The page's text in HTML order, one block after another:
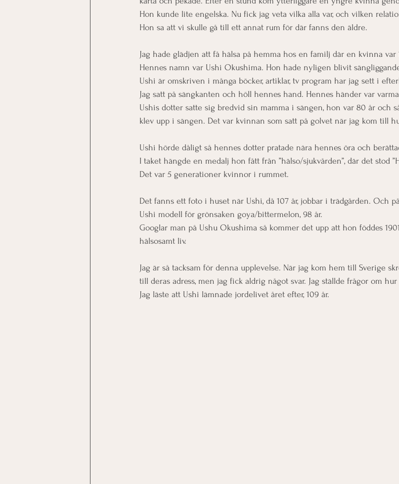
Hon kunde lite engelska. Nu fick jag veta vilka alla var, och vilken
Hon sa att vi skulle gå till ett annat rum för där fanns den äldre.
Jag hade glädjen att få hälsa på hemma hos en familj där en kvinna var
Hennes namn var Ushi Okushima. Hon hade nyligen blivit
Ushi är omskriven i många böcker, artiklar, tv program har jag sett i
Jag satt på sängkanten och höll hennes hand. Hennes händer var
Ushis dotter satte sig bredvid sin mamma i sängen, hon var 80 år och
klev upp i sängen. Det var kvinnan som satt på golvet när jag kom till
Ushi hörde dåligt så hennes dotter pratade nära hennes öra och
I taket hängde en medalj hon fått från ”hälso/sjukvården”, där det stod
Det var 5 generationer kvinnor i rummet.
Det fanns ett foto i huset när Ushi, då 107 år, jobbar i trädgården. Och
Ushi modell för grönsaken goya/bittermelon, 98 år.
Googlar man på Ushu Okushima så kommer det upp att hon föddes
hälsosamt liv.
Jag är så tacksam för denna upplevelse. När jag kom hem till Sverige
till deras adress, men jag fick aldrig något svar. Jag ställde frågor om
Jag läste att Ushi lämnade jordelivet året efter, 109 år.